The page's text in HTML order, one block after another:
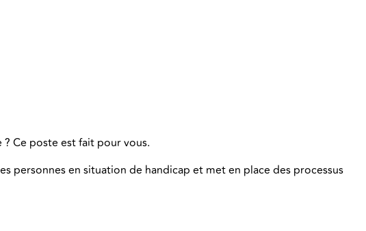
Ce poste est fait pour vous.
personnes en situation de handicap et met en place des processus